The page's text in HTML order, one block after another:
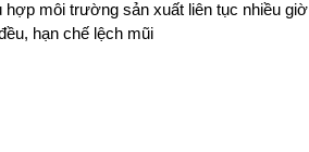
hợp môi trường sản xuất liên tục nhiều giờ
hạn chế lệch mũi